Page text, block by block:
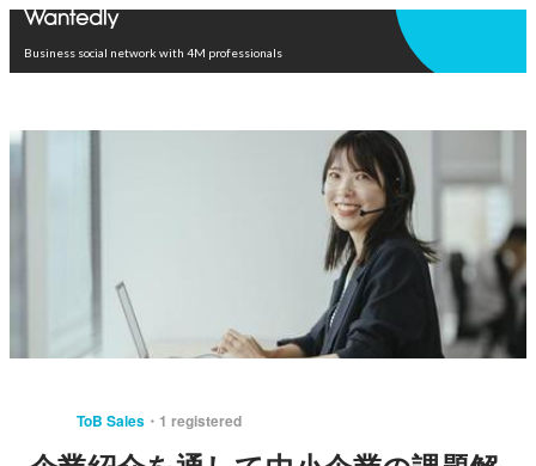
Business social network with 4M professionals
ToB Sales 1 registered